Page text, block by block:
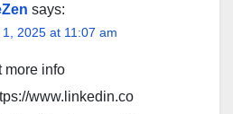
says:
2025 at 11:07 am
more info
www.linkedin.co